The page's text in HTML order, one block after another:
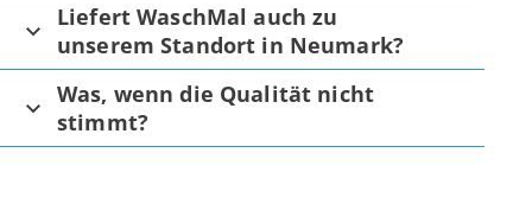
Liefert WaschMal auch zu
unserem Standort in Neumark?
Was, wenn die Qualität nicht
stimmt?